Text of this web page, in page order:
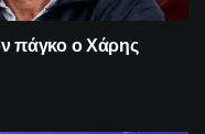
πάγκο ο Χάρης